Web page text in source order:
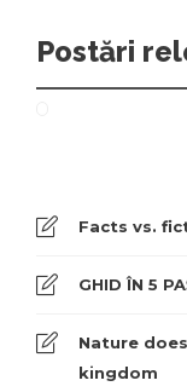
Postări
Facts vs.
GHID ÎN 5
Nature
kingdom